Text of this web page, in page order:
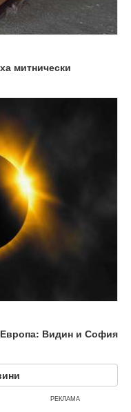
митнически
Видин и София
РЕКЛАМА